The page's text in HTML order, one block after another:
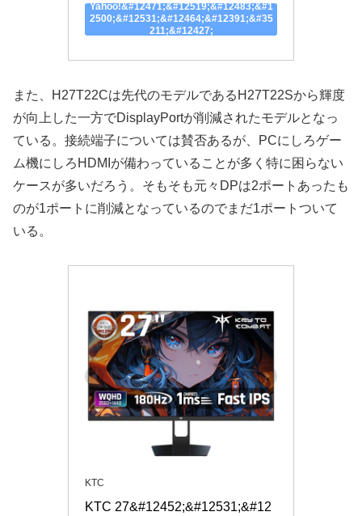
Yahoo!&#12471;&#12519;&#12483;&#1
2500;&#12531;&#12464;&#12391;&#35
211;&#12427;
また、H27T22Cは先代のモデルであるH27T22Sから輝度
が向上した一方でDisplayPortが削減されたモデルとなっ
ている。接続端子については賛否あるが、PCにしろゲー
ム機にしろHDMIが備わっていることが多く特に困らない
ケースが多いだろう。そもそも元々DPは2ポートあったも
のが1ポートに削減となっているのでまだ1ポートついて
いる。
KTC
KTC 27&#12452;&#12531;&#12